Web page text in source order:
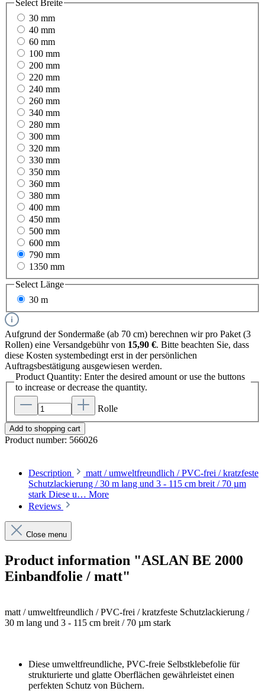
SelectBreite
30 mm
40 mm
60 mm
100 mm
200 mm
220 mm
240 mm
260 mm
340 mm
280 mm
300 mm
320 mm
330 mm
350 mm
360 mm
380 mm
400 mm
450 mm
500 mm
600 mm
790 mm
1350 mm
Select Länge
30 m
Aufgrund der Sondermaße (ab 70 cm) berechnen wir pro Paket (3
Rollen) eine Versandgebühr von 15,90 €. Bitte beachten Sie, dass
diese Kosten systembedingt erst in der persönlichen
Auftragsbestätigung ausgewiesen werden.
Product Quantity: Enter the desired amount or use the buttons
to increase or decrease the quantity.
Rolle
Add to shopping cart
Product number: 566026
Description
matt / umweltfreundlich / PVC-frei / kratzfeste
Schutzlackierung / 30 m lang und 3 - 115 cm breit / 70 µm
stark Diese u… More
Reviews
Close menu
Product information "ASLAN BE 2000
Einbandfolie / matt"
matt / umweltfreundlich / PVC-frei / kratzfeste Schutzlackierung /
30 m lang und 3 - 115 cm breit / 70 µm stark
Diese umweltfreundliche, PVC-freie Selbstklebefolie für
strukturierte und glatte Oberflächen gewährleistet einen
perfekten Schutz von Büchern.